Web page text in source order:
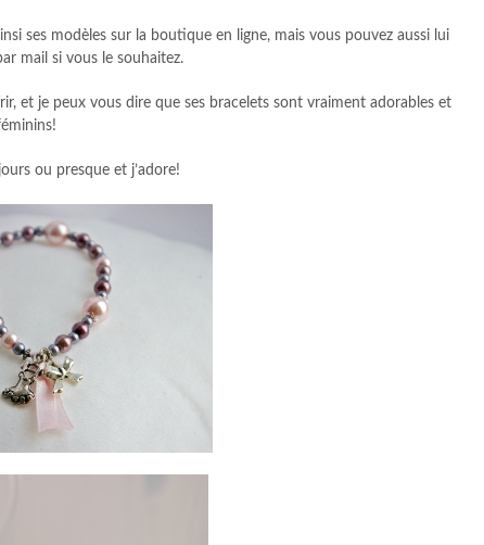
ses modèles sur la boutique en ligne, mais vous pouvez aussi lui
mail si vous le souhaitez.
et je peux vous dire que ses bracelets sont vraiment adorables et
ou presque et j’adore!